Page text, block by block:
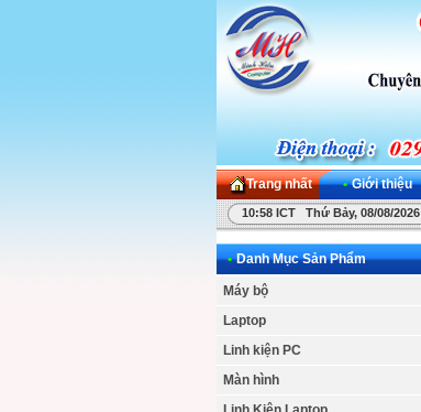
Trang nhất • Giới thiệu
10:58 ICT Thứ Bảy, 08/08/2026
• Danh Mục Sản Phẩm
Máy bộ
Laptop
Linh kiện PC
Màn hình